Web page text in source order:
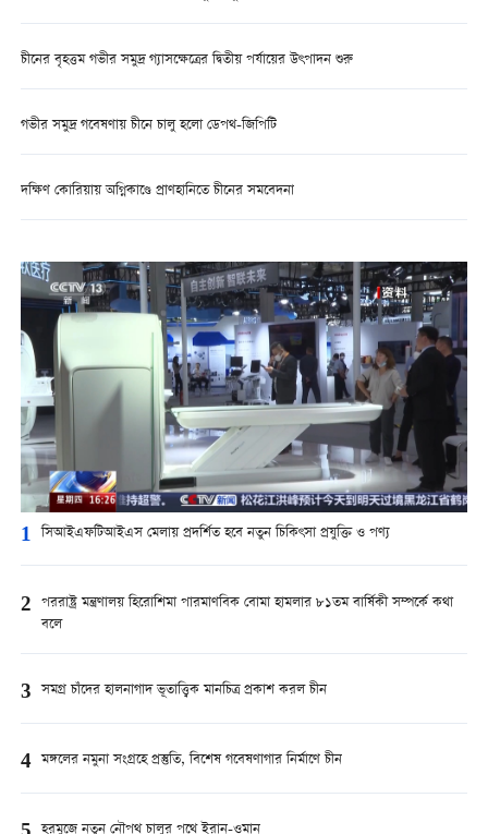
চীনের বৃহত্তম গভীর সমুদ্র গ্যাসক্ষেত্রের দ্বিতীয় পর্যায়ের উৎপাদন শুরু
গভীর সমুদ্র গবেষণায় চীনে চালু হলো ডেপথ-জিপিটি
দক্ষিণ কোরিয়ায় অগ্নিকাণ্ডে প্রাণহানিতে চীনের সমবেদনা
1 সিআইএফটিআইএস মেলায় প্রদর্শিত হবে নতুন চিকিৎসা প্রযুক্তি ও পণ্য
2 পররাষ্ট্র মন্ত্রণালয় হিরোশিমা পারমাণবিক বোমা হামলার ৮১তম বার্ষিকী সম্পর্কে কথা
বলে
3 সমগ্র চাঁদের হালনাগাদ ভূতাত্ত্বিক মানচিত্র প্রকাশ করল চীন
4 মঙ্গলের নমুনা সংগ্রহে প্রস্তুতি, বিশেষ গবেষণাগার নির্মাণে চীন